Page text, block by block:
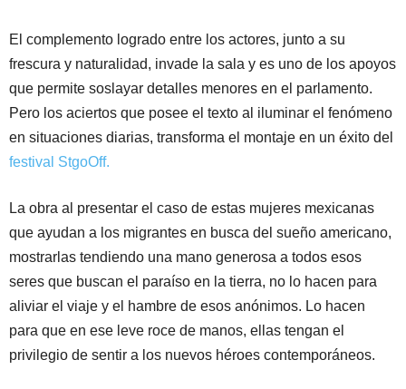
El complemento logrado entre los actores, junto a su
frescura y naturalidad, invade la sala y es uno de los apoyos
que permite soslayar detalles menores en el parlamento.
Pero los aciertos que posee el texto al iluminar el fenómeno
en situaciones diarias, transforma el montaje en un éxito del
festival StgoOff.
La obra al presentar el caso de estas mujeres mexicanas
que ayudan a los migrantes en busca del sueño americano,
mostrarlas tendiendo una mano generosa a todos esos
seres que buscan el paraíso en la tierra, no lo hacen para
aliviar el viaje y el hambre de esos anónimos. Lo hacen
para que en ese leve roce de manos, ellas tengan el
privilegio de sentir a los nuevos héroes contemporáneos.